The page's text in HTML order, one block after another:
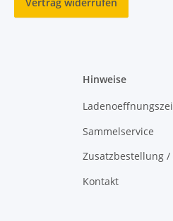
Hinweise
Sammelservice
Zusatzbestellung /
Kontakt